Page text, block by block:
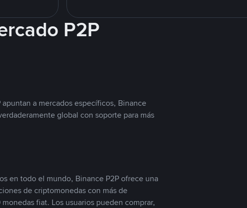
P2P
a mercados específicos, Binance
global con soporte para más
en todo el mundo, Binance P2P ofrece una
de criptomonedas con más de
fiat. Los usuarios pueden comprar,